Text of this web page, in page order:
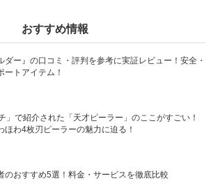
おすすめ情報
ダー』の口コミ・評判を参考に実証レビュー！安全・
ートアイテム！
」で紹介された「天才ピーラー」のここがすごい！
ほわ4枚刃ピーラーの魅力に迫る！
のおすすめ5選！料金・サービスを徹底比較